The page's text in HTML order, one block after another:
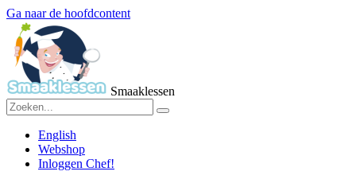
Ga naar de hoofdcontent
Smaaklessen
English
Webshop
Inloggen Chef!